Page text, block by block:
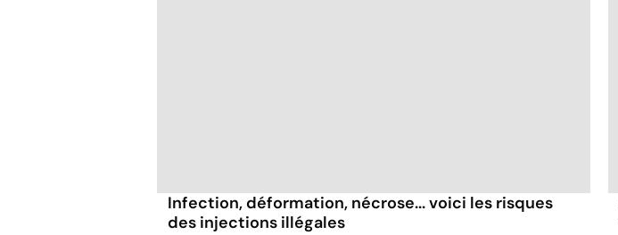
Infection, déformation, nécrose... voici les risques
des injections illégales